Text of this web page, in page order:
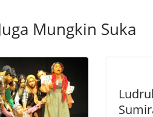
Mungkin Suka